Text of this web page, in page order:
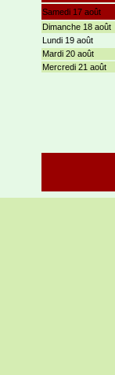
Samedi 17 août
Dimanche 18 août
Lundi 19 août
Mardi 20 août
Mercredi 21 août